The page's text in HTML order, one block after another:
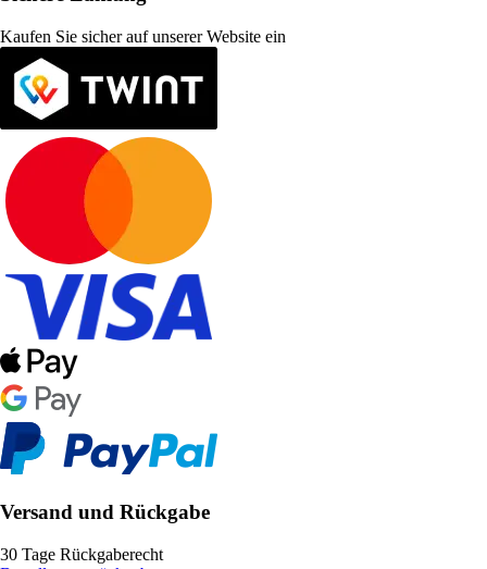
Kaufen Sie sicher auf unserer Website ein
Versand und Rückgabe
30 Tage Rückgaberecht